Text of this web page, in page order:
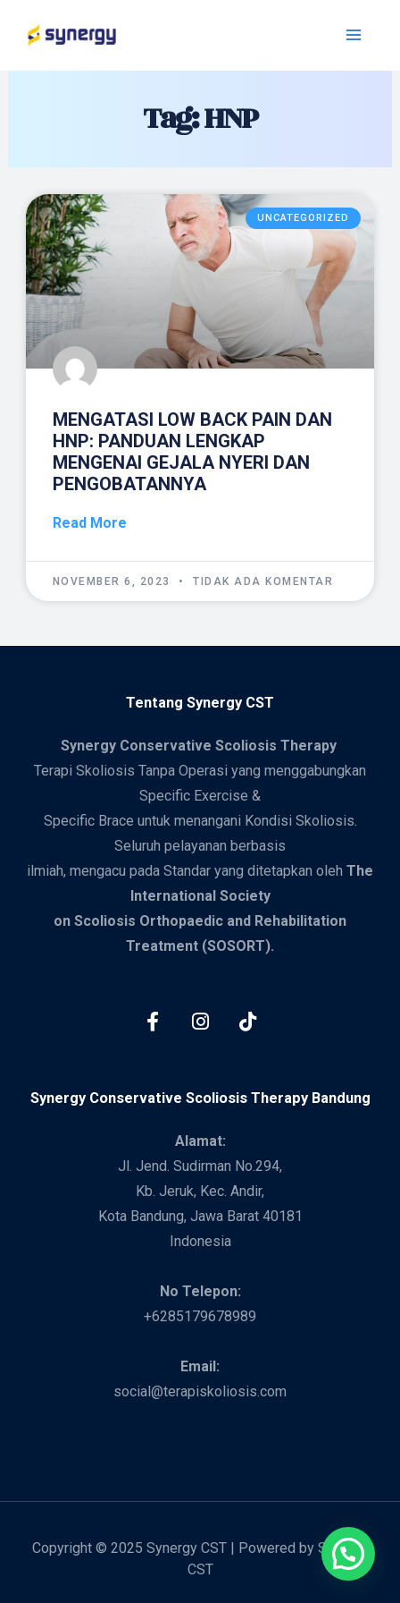
Tag: HNP
UNCATEGORIZED
MENGATASI LOW BACK PAIN DAN
HNP: PANDUAN LENGKAP
MENGENAI GEJALA NYERI DAN
PENGOBATANNYA
Read More
NOVEMBER 6, 2023 TIDAK ADA KOMENTAR
Tentang Synergy CST
Synergy Conservative Scoliosis Therapy
Terapi Skoliosis Tanpa Operasi yang menggabungkan
Specific Exercise &
Specific Brace untuk menangani Kondisi Skoliosis.
Seluruh pelayanan berbasis
ilmiah, mengacu pada Standar yang ditetapkan oleh The
International Society
on Scoliosis Orthopaedic and Rehabilitation
Treatment (SOSORT).
Synergy Conservative Scoliosis Therapy Bandung
Alamat:
Jl. Jend. Sudirman No.294,
Kb. Jeruk, Kec. Andir,
Kota Bandung, Jawa Barat 40181
Indonesia
No Telepon:
+6285179678989
Email:
social@terapiskoliosis.com
Copyright © 2025 Synergy CST | Powered by Synergy
CST